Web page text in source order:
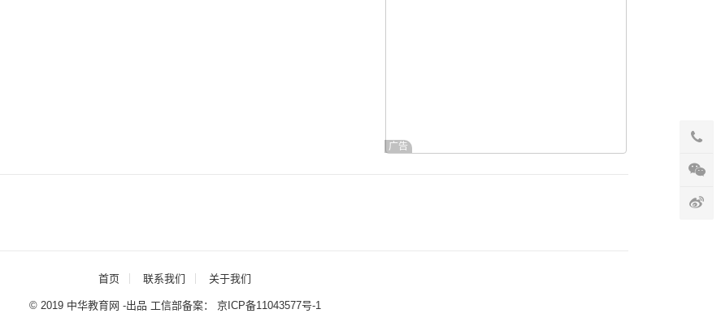
广告
首页 联系我们 关于我们
© 2019 中华教育网 -出品 工信部备案： 京ICP备11043577号-1